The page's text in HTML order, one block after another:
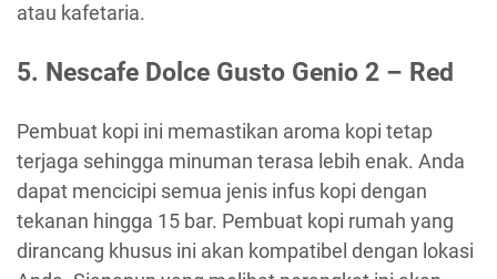
atau kafetaria.
5. Nescafe Dolce Gusto Genio 2 – Red
Pembuat kopi ini memastikan aroma kopi tetap
terjaga sehingga minuman terasa lebih enak. Anda
dapat mencicipi semua jenis infus kopi dengan
tekanan hingga 15 bar. Pembuat kopi rumah yang
dirancang khusus ini akan kompatibel dengan lokasi